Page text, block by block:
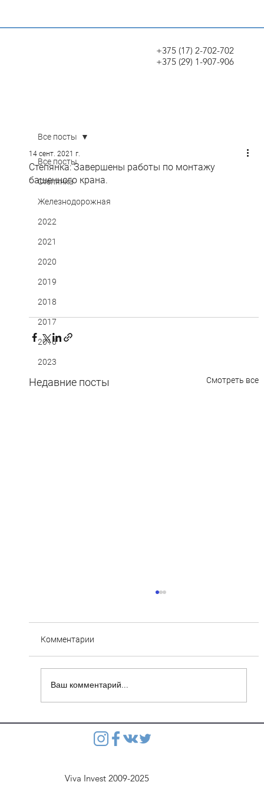
+375 (17) 2-702-702
+375 (29) 1-907-906
Все посты
Степянка
Железнодорожная
2022
2021
2020
2019
2018
2017
2016
2023
Все посты
Степянка: Завершены работы по монтажу
башенного крана.
14 сент. 2021 г.
Недавние посты Смотреть все
Степянка: Ведутся монолитные работы
перекрытия второго этажа паркинга
Комментарии
Ваш комментарий...
Viva Invest 2009-2025